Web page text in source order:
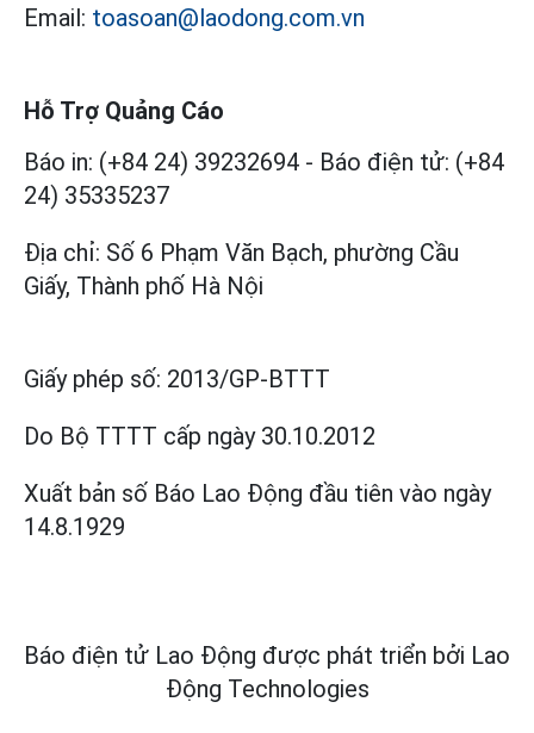
Email: toasoan@laodong.com.vn
Hỗ Trợ Quảng Cáo
Báo in: (+84 24) 39232694 - Báo điện tử: (+84
24) 35335237
Địa chỉ: Số 6 Phạm Văn Bạch, phường Cầu
Giấy, Thành phố Hà Nội
Giấy phép số: 2013/GP-BTTT
Do Bộ TTTT cấp ngày 30.10.2012
Xuất bản số Báo Lao Động đầu tiên vào ngày
14.8.1929
Báo điện tử Lao Động được phát triển bởi Lao
Động Technologies